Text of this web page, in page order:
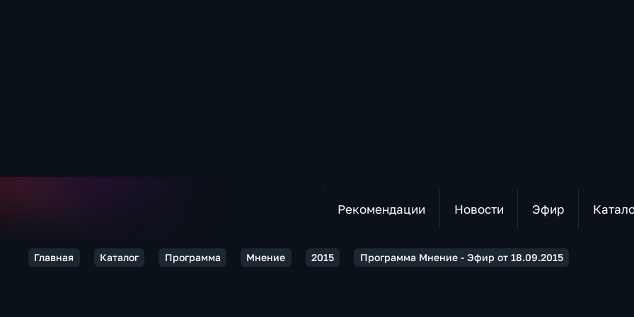
Рекомендации Новости Эфир
Главная Каталог Программа Мнение 2015 Программа Мнение - Эфир от 18.09.2015